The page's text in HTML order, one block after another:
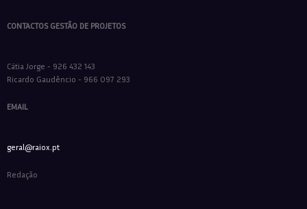
CONTACTOS GESTÃO DE PROJETOS
Cátia Jorge - 926 432 143
Ricardo Gaudêncio - 966 097 293
EMAIL
geral@raiox.pt
Redação